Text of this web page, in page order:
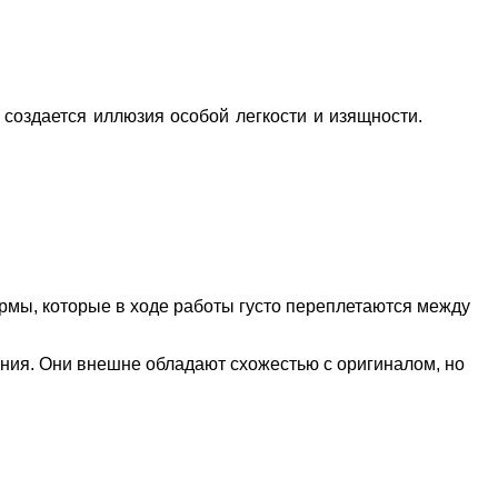
иллюзия особой легкости и изящности.
которые в ходе работы густо переплетаются между
Они внешне обладают схожестью с оригиналом, но